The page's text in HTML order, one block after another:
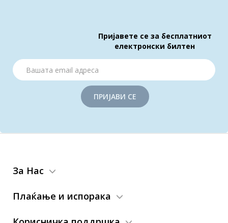
Пријавете се за бесплатниот
електронски билтен
ПРИЈАВИ СЕ
За Нас
Плаќање и испорака